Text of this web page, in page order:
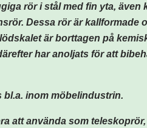
rör i stål med fin yta, även
Dessa rör är kallformade
är borttagen på
har anoljats för att
bl.a. inom möbelindustrin.
att använda som teleskoprör,